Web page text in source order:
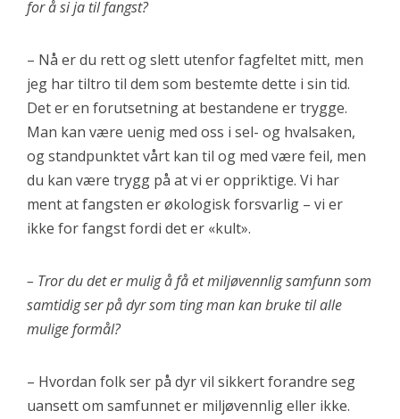
for å si ja til fangst?
– Nå er du rett og slett utenfor fagfeltet mitt, men
jeg har tiltro til dem som bestemte dette i sin tid.
Det er en forutsetning at bestandene er trygge.
Man kan være uenig med oss i sel- og hvalsaken,
og standpunktet vårt kan til og med være feil, men
du kan være trygg på at vi er oppriktige. Vi har
ment at fangsten er økologisk forsvarlig – vi er
ikke for fangst fordi det er «kult».
– Tror du det er mulig å få et miljøvennlig samfunn som
samtidig ser på dyr som ting man kan bruke til alle
mulige formål?
– Hvordan folk ser på dyr vil sikkert forandre seg
uansett om samfunnet er miljøvennlig eller ikke.